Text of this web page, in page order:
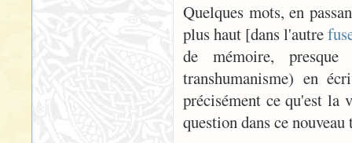
Quelques mots, en
plus haut [dans l'autre
de mémoire,
transhumanisme) en
précisément ce qu'est
question dans ce nouveau